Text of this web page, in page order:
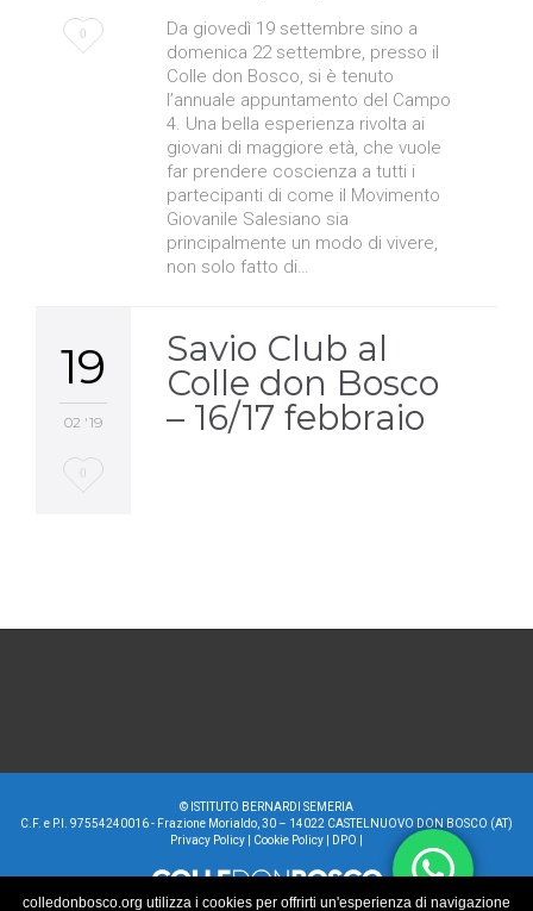
Love
0
Da giovedì 19 settembre sino a
domenica 22 settembre, presso il
Colle don Bosco, si è tenuto
l’annuale appuntamento del Campo
4. Una bella esperienza rivolta ai
giovani di maggiore età, che vuole
far prendere coscienza a tutti i
partecipanti di come il Movimento
Giovanile Salesiano sia
principalmente un modo di vivere,
non solo fatto di…
19
02 '19
Love
0
Savio Club al
Colle don Bosco
– 16/17 febbraio
© ISTITUTO BERNARDI SEMERIA
C.F. e P.I. 97554240016 - Frazione Morialdo, 30 – 14022 CASTELNUOVO DON BOSCO (AT)
Privacy Policy
Cookie Policy DPO
colledonbosco.org utilizza i cookies per offrirti un'esperienza di navigazione